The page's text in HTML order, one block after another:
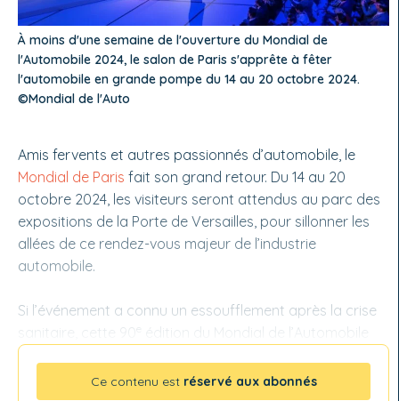
À moins d'une semaine de l'ouverture du Mondial de
l'Automobile 2024, le salon de Paris s'apprête à fêter
l'automobile en grande pompe du 14 au 20 octobre 2024.
©Mondial de l'Auto
Amis fervents et autres passionnés d’automobile, le
Mondial de Paris fait son grand retour. Du 14 au 20
octobre 2024, les visiteurs seront attendus au parc des
expositions de la Porte de Versailles, pour sillonner les
allées de ce rendez-vous majeur de l’industrie
automobile.
Si l’événement a connu un essoufflement après la crise
sanitaire, cette 90
édition du Mondial de l’Automobile
Ce contenu est réservé aux abonnés